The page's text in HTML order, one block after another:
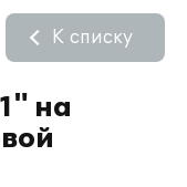
на
К списку